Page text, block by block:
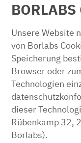
Unsere Website
von Borlabs
Speicherung
Browser oder
Technologien
dieser
Rübenkamp 32,
Borlabs).